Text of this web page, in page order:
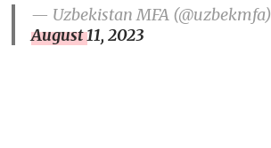
— Uzbekistan MFA (@uzbekmfa)
August 11, 2023